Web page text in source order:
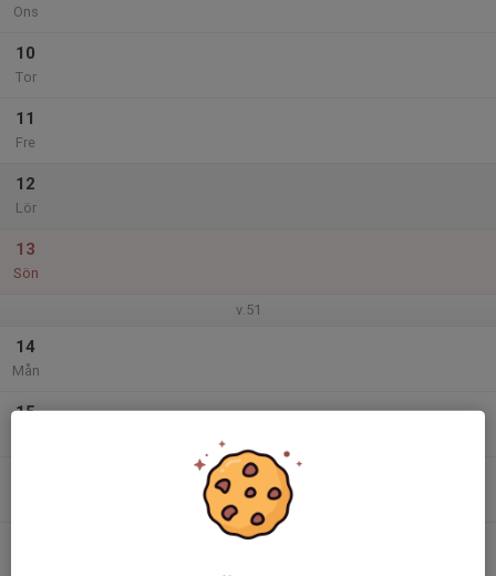
Ons
10
Tor
11
Fre
12
Lör
13
Sön
v.51
14
Mån
15